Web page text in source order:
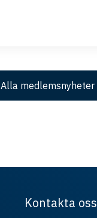
Alla medlemsnyheter
Kontakta oss